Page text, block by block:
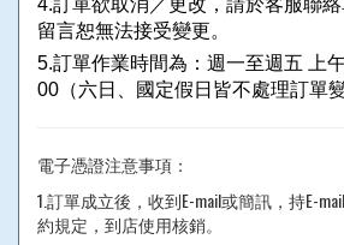
留言恕無法接受變更。
5.訂單作業時間為：週一至週五 上
00（六日、國定假日皆不處理訂單變
電子憑證注意事項：
1.訂單成立後，收到E-mail或簡訊，持E-
約規定，到店使用核銷。